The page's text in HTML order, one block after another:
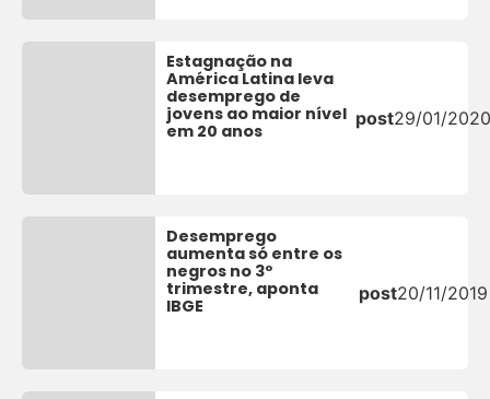
Estagnação na
América Latina leva
desemprego de
jovens ao maior nível
em 20 anos
post29/01/
Desemprego
aumenta só entre os
negros no 3º
trimestre, aponta
IBGE
post20/11/2019